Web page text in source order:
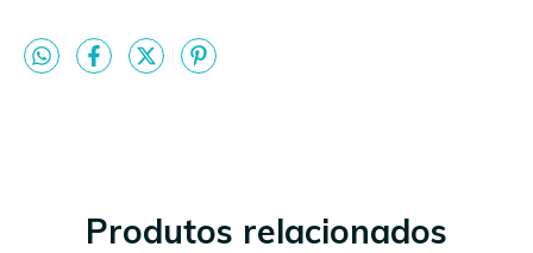
Produtos relacionados